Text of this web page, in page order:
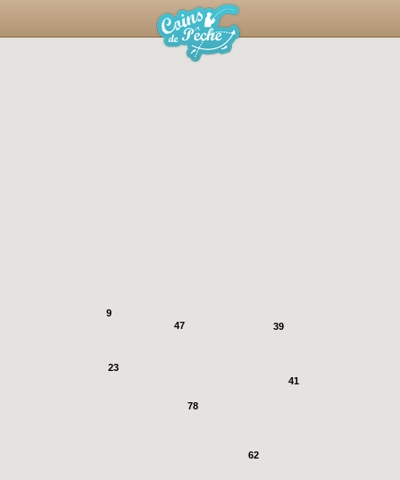
39
23
78
41
62
47
9